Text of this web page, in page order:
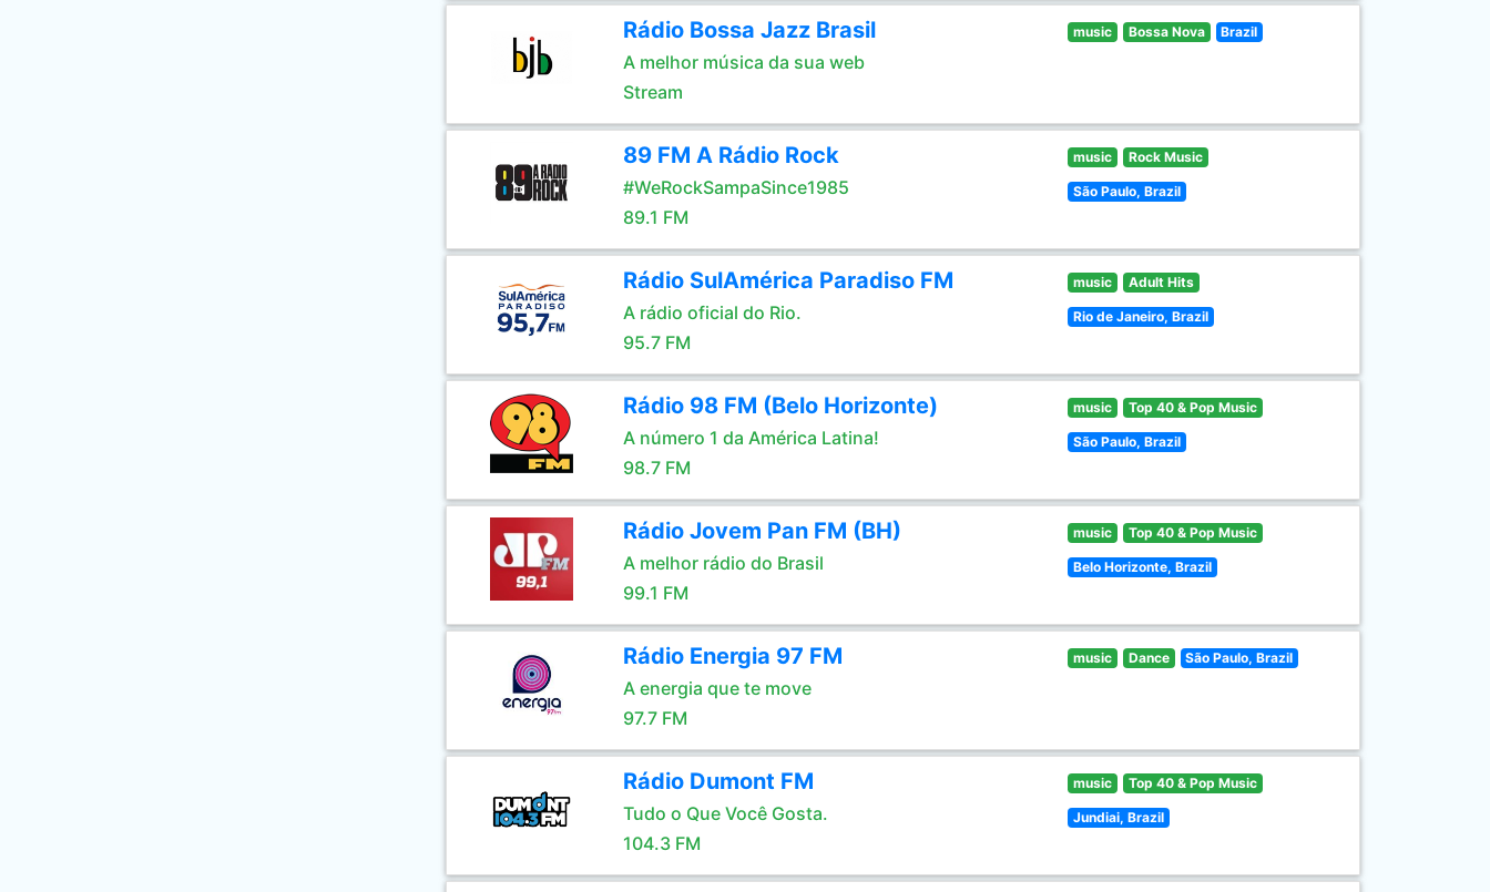
Rádio Bossa Jazz Brasil
A melhor música da sua web
Stream
music Bossa Nova Brazil
89 FM A Rádio Rock
#WeRockSampaSince1985
89.1 FM
music Rock Music
São Paulo, Brazil
Rádio SulAmérica Paradiso FM
A rádio oficial do Rio.
95.7 FM
music Adult Hits
Rio de Janeiro, Brazil
Rádio 98 FM (Belo Horizonte)
A número 1 da América Latina!
98.7 FM
music Top 40 & Pop Music
São Paulo, Brazil
Rádio Jovem Pan FM (BH)
A melhor rádio do Brasil
99.1 FM
music Top 40 & Pop Music
Belo Horizonte, Brazil
Rádio Energia 97 FM
A energia que te move
97.7 FM
music Dance São Paulo, Brazil
Rádio Dumont FM
Tudo o Que Você Gosta.
104.3 FM
music Top 40 & Pop Music
Jundiai, Brazil